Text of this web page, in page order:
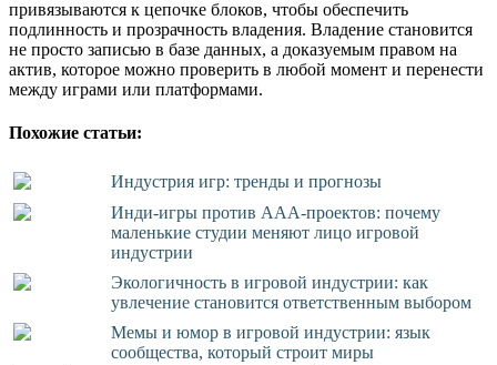
привязываются к цепочке блоков, чтобы обеспечить
подлинность и прозрачность владения. Владение становится
не просто записью в базе данных, а доказуемым правом на
актив, которое можно проверить в любой момент и перенести
между играми или платформами.
Похожие статьи:
Индустрия игр: тренды и прогнозы
Инди-игры против AAA-проектов: почему
маленькие студии меняют лицо игровой
индустрии
Экологичность в игровой индустрии: как
увлечение становится ответственным выбором
Мемы и юмор в игровой индустрии: язык
сообщества, который строит миры